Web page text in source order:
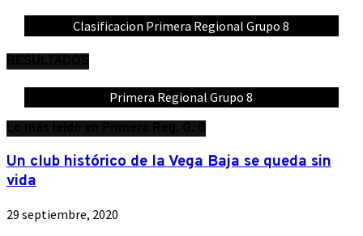
Clasificacion Primera Regional Grupo 8
Primera Regional Grupo 8
Un club histórico de la Vega Baja se queda sin
vida
29 septiembre, 2020